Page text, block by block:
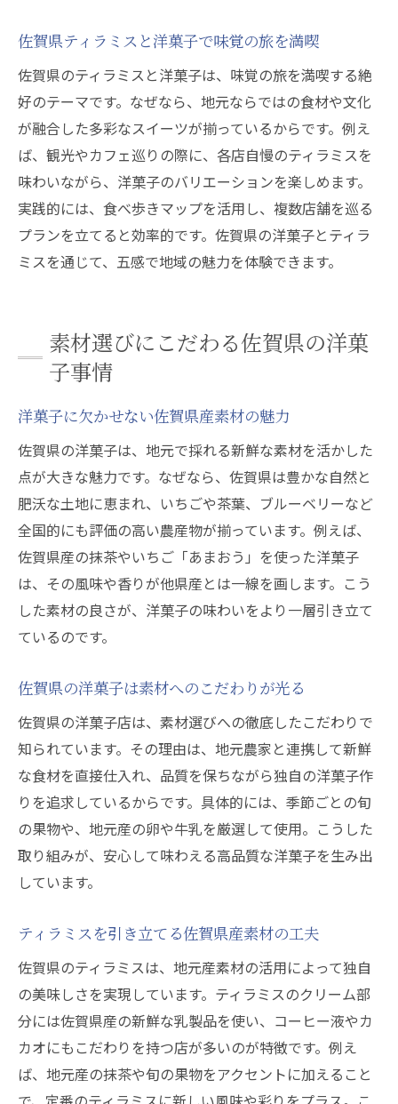
佐賀県ティラミスと洋菓子で味覚の旅を満喫
佐賀県のティラミスと洋菓子は、味覚の旅を満喫する絶
好のテーマです。なぜなら、地元ならではの食材や文化
が融合した多彩なスイーツが揃っているからです。例え
ば、観光やカフェ巡りの際に、各店自慢のティラミスを
味わいながら、洋菓子のバリエーションを楽しめます。
実践的には、食べ歩きマップを活用し、複数店舗を巡る
プランを立てると効率的です。佐賀県の洋菓子とティラ
ミスを通じて、五感で地域の魅力を体験できます。
素材選びにこだわる佐賀県の洋菓
子事情
洋菓子に欠かせない佐賀県産素材の魅力
佐賀県の洋菓子は、地元で採れる新鮮な素材を活かした
点が大きな魅力です。なぜなら、佐賀県は豊かな自然と
肥沃な土地に恵まれ、いちごや茶葉、ブルーベリーなど
全国的にも評価の高い農産物が揃っています。例えば、
佐賀県産の抹茶やいちご「あまおう」を使った洋菓子
は、その風味や香りが他県産とは一線を画します。こう
した素材の良さが、洋菓子の味わいをより一層引き立て
ているのです。
佐賀県の洋菓子は素材へのこだわりが光る
佐賀県の洋菓子店は、素材選びへの徹底したこだわりで
知られています。その理由は、地元農家と連携して新鮮
な食材を直接仕入れ、品質を保ちながら独自の洋菓子作
りを追求しているからです。具体的には、季節ごとの旬
の果物や、地元産の卵や牛乳を厳選して使用。こうした
取り組みが、安心して味わえる高品質な洋菓子を生み出
しています。
ティラミスを引き立てる佐賀県産素材の工夫
佐賀県のティラミスは、地元産素材の活用によって独自
の美味しさを実現しています。ティラミスのクリーム部
分には佐賀県産の新鮮な乳製品を使い、コーヒー液やカ
カオにもこだわりを持つ店が多いのが特徴です。例え
ば、地元産の抹茶や旬の果物をアクセントに加えること